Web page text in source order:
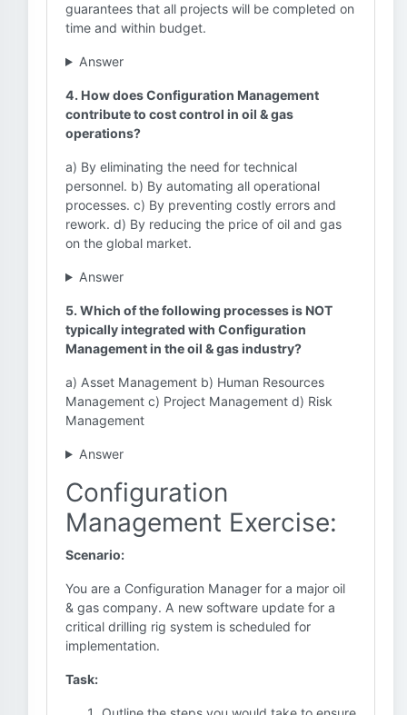
guarantees that all projects will be completed on
time and within budget.
Answer
4. How does Configuration Management
contribute to cost control in oil & gas
operations?
a) By eliminating the need for technical
personnel. b) By automating all operational
processes. c) By preventing costly errors and
rework. d) By reducing the price of oil and gas
on the global market.
Answer
5. Which of the following processes is NOT
typically integrated with Configuration
Management in the oil & gas industry?
a) Asset Management b) Human Resources
Management c) Project Management d) Risk
Management
Answer
Configuration
Management Exercise:
Scenario:
You are a Configuration Manager for a major oil
& gas company. A new software update for a
critical drilling rig system is scheduled for
implementation.
Task: